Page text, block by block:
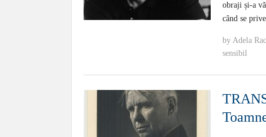
obraji și-a
când se
by Adela
sensibil